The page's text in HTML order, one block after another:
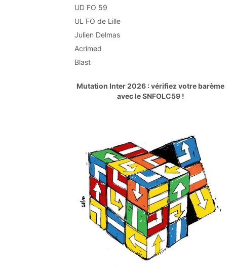
UD FO 59
UL FO de Lille
Julien Delmas
Acrimed
Blast
Mutation Inter 2026 : vérifiez votre barème
avec le SNFOLC59 !